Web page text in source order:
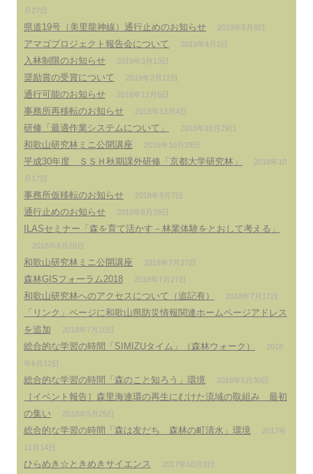
月27日
県道19号（美里龍神線）通行止めのお知らせ 2019年5月8日
アマゴプロジェクト報告会について 2019年4月2日
入林制限のお知らせ 2019年3月13日
奨励賞の受賞について 2019年2月12日
通行可能のお知らせ 2018年12月6日
事務所再移転のお知らせ 2018年12月4日
研修「最適作業システムについて」 2018年10月29日
和歌山研究林ミニ公開講座 2018年10月29日
平成30年度 ＳＳＨ秋期課外研修「京都大学研究林」
2018年10
月17日
事務所仮移転のお知らせ 2018年9月7日
通行止めのお知らせ 2018年8月29日
ILASセミナー「森を育て活かす－林業体験をとおして考える」
2018年8月28日
和歌山研究林ミニ公開講座 2018年7月27日
森林GISフォーラム2018 2018年7月27日
和歌山研究林へのアクセスについて（追記有） 2018年7月17日
「リンク」ページに和歌山県防災情報関連ホームページアドレス
を追加
2018年7月10日
総合的な学習の時間「SIMIZUタイム」（森林ウォーク）
2018
年6月12日
総合的な学習の時間「森のこと知ろう」環境 2018年5月30日
［イベント報告］森里海連環の再生にむけた流域の取組み 最初
の集い
2018年5月25日
総合的な学習の時間「森は友だち 森林の町清水」環境
2017年
11月14日
ひらめき☆ときめきサイエンス 2017年10月3日